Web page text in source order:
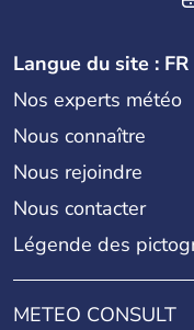
Langue du site : FR
Nos experts météo
Nous connaître
Nous rejoindre
Nous contacter
Légende des
METEO CONSULT